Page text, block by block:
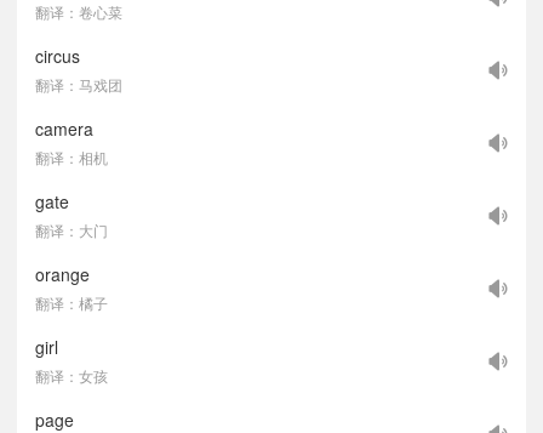
翻译：卷心菜
circus
翻译：马戏团
camera
翻译：相机
gate
翻译：大门
orange
翻译：橘子
girl
翻译：女孩
page